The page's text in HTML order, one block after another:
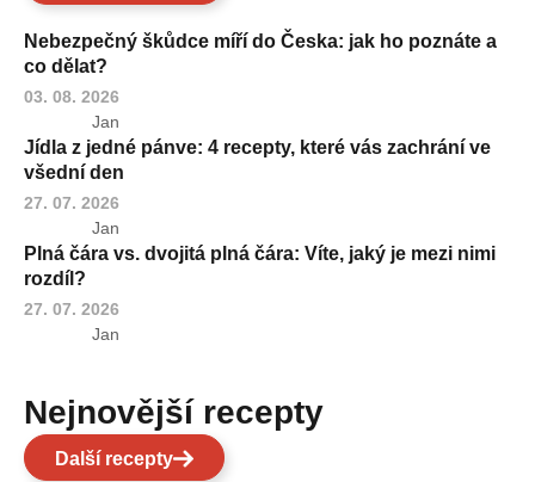
Nebezpečný škůdce míří do Česka: jak ho poznáte a
co dělat?
03. 08. 2026
Jan
Jídla z jedné pánve: 4 recepty, které vás zachrání ve
všední den
27. 07. 2026
Jan
Plná čára vs. dvojitá plná čára: Víte, jaký je mezi nimi
rozdíl?
27. 07. 2026
Jan
Nejnovější recepty
Další recepty